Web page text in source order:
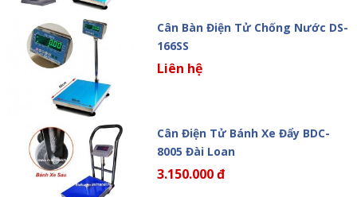
Cân Bàn Điện Tử Chống Nước DS-
166SS
Liên hệ
Cân Điện Tử Bánh Xe Đẩy BDC-
8005 Đài Loan
3.150.000 đ